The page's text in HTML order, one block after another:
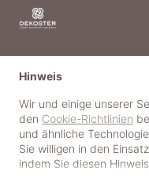
Hinweis
Wir und einige unserer
den Cookie-Richtlinien
und ähnliche
Sie willigen in den
indem Sie diesen